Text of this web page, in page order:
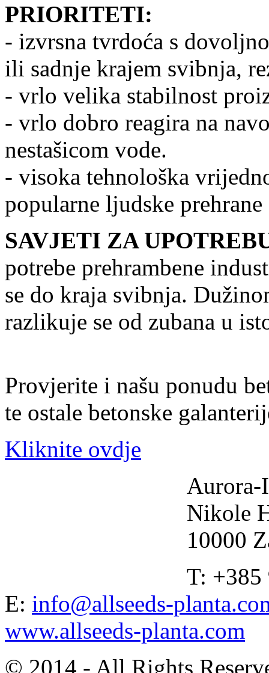
PRIORITETI:
- izvrsna tvrdoća s
ili sadnje krajem svibnja,
- vrlo velika stabilnost
- vrlo dobro reagira na
nestašicom vode.
- visoka tehnološka
popularne ljudske prehrane
SAVJETI ZA
potrebe prehrambene
se do kraja svibnja.
razlikuje se od zubana u
Provjerite i našu ponudu
te ostale betonske
Kliknite ovdje
Aurora-
Nikole
10000
T: +385
E: info@allseeds-
www.allseeds-planta.com
© 2014 - All Rights